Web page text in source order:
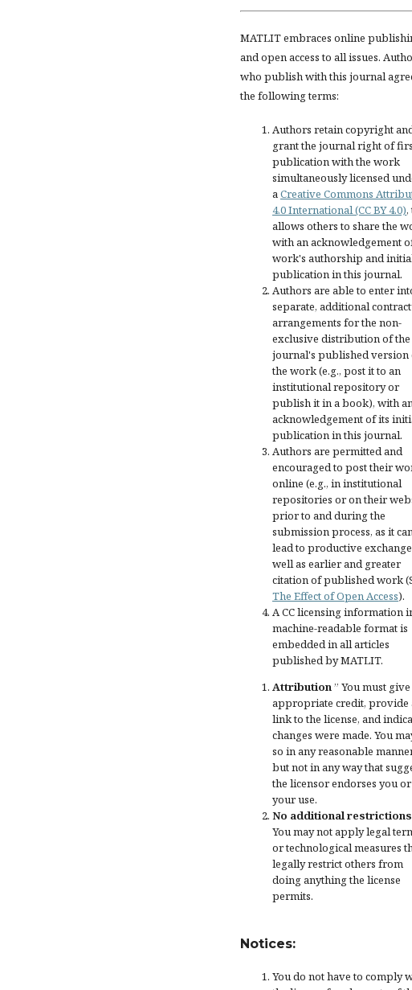
MATLIT embraces online
and open access to all issues.
who publish with this journal
the following terms:
Authors retain copyright
grant the journal right of
publication with the work
simultaneously licensed
a Creative Commons
4.0 International (CC BY 4.0),
allows others to share the
with an acknowledgement
work's authorship and
publication in this journal.
Authors are able to enter
separate, additional
arrangements for the non-
exclusive distribution of the
journal's published version
the work (e.g., post it to an
institutional repository or
publish it in a book), with an
acknowledgement of its
publication in this journal.
Authors are permitted and
encouraged to post their
online (e.g., in institutional
repositories or on their
prior to and during the
submission process, as it can
lead to productive
well as earlier and greater
citation of published work
The Effect of Open Access).
A CC licensing information
machine-readable format is
embedded in all articles
published by MATLIT.
Attribution” You must give
appropriate credit, provide
link to the license, and
changes were made. You
so in any reasonable
but not in any way that
the licensor endorses you or
your use.
No additional restrictions
You may not apply legal
ortechnological measures
legally restrict others from
doing anything the license
permits.
Notices:
You do not have to comply